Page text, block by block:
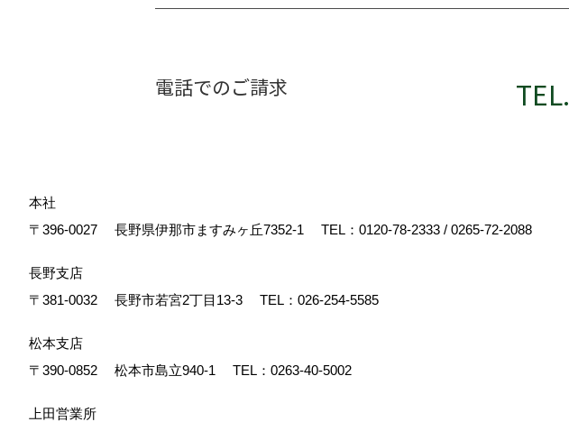
電話でのご請求 TEL.
本社
〒396-0027
長野県伊那市ますみヶ丘7352-1 TEL： 0120-78-2333 / 0265-72-2088
長野支店
〒381-0032
長野市若宮2丁目13-3 TEL： 026-254-5585
松本支店
〒390-0852
松本市島立940-1 TEL： 0263-40-5002
上田営業所